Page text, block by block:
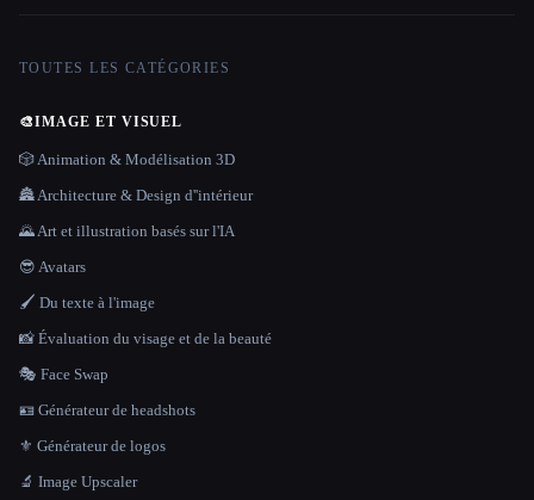
TOUTES LES CATÉGORIES
🎨IMAGE ET VISUEL
🎲 Animation & Modélisation 3D
🏯 Architecture & Design d''intérieur
🌄 Art et illustration basés sur l'IA
😎 Avatars
🖌️ Du texte à l'image
📸 Évaluation du visage et de la beauté
🎭 Face Swap
🪪 Générateur de headshots
⚜️ Générateur de logos
🔬 Image Upscaler